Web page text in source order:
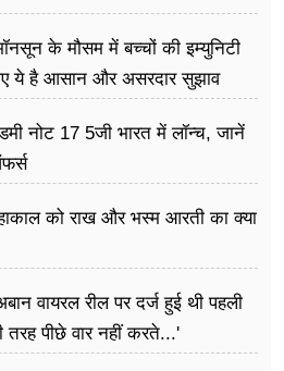
के मौसम में बच्चों की इम्युनिटी
ये है आसान और असरदार सुझाव
नोट 17 5जी भारत में लॉन्च, जानें
को राख और भस्म आरती का क्या
वायरल रील पर दर्ज हुई थी पहली
तरह पीछे वार नहीं करते...'